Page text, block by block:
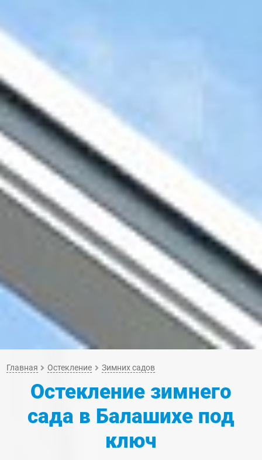
Главная Остекление Зимних садов
Остекление зимнего
сада в Балашихе под
ключ